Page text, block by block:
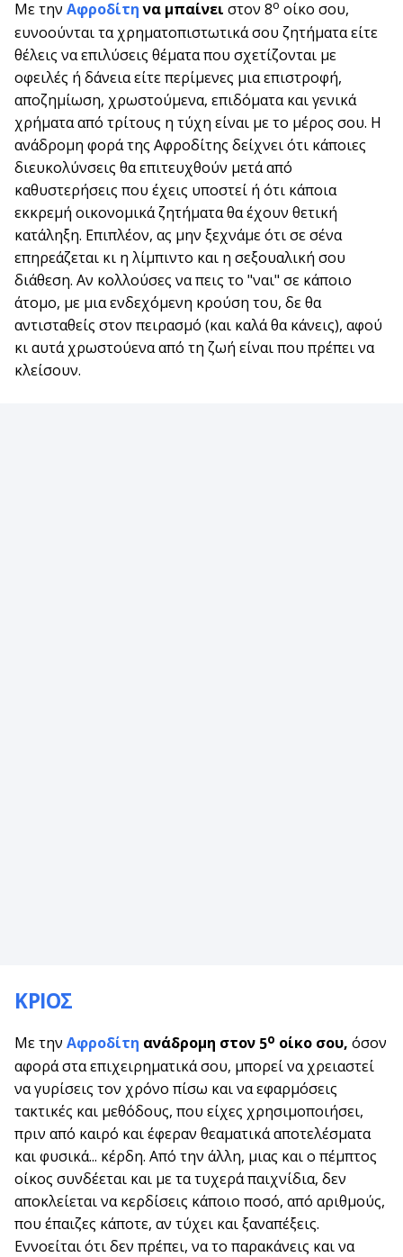
Με την Αφροδίτηνα μπαίνει στον 8ο οίκο σου,
ευνοούνται τα χρηματοπιστωτικά σου ζητήματα είτε
θέλεις να επιλύσεις θέματα που σχετίζονται με
οφειλές ή δάνεια είτε περίμενες μια επιστροφή,
αποζημίωση, χρωστούμενα, επιδόματα και γενικά
χρήματα από τρίτους η τύχη είναι με το μέρος σου. Η
ανάδρομη φορά της Αφροδίτης δείχνει ότι κάποιες
διευκολύνσεις θα επιτευχθούν μετά από
καθυστερήσεις που έχεις υποστεί ή ότι κάποια
εκκρεμή οικονομικά ζητήματα θα έχουν θετική
κατάληξη. Επιπλέον, ας μην ξεχνάμε ότι σε σένα
επηρεάζεται κι η λίμπιντο και η σεξουαλική σου
διάθεση. Αν κολλούσες να πεις το "ναι" σε κάποιο
άτομο, με μια ενδεχόμενη κρούση του, δε θα
αντισταθείς στον πειρασμό (και καλά θα κάνεις), αφού
κι αυτά χρωστούενα από τη ζωή είναι που πρέπει να
κλείσουν.
ΚΡΙΟΣ
Με την Αφροδίτη ανάδρομη στον 5ο οίκο σου, όσον
αφορά στα επιχειρηματικά σου, μπορεί να χρειαστεί
να γυρίσεις τον χρόνο πίσω και να εφαρμόσεις
τακτικές και μεθόδους, που είχες χρησιμοποιήσει,
πριν από καιρό και έφεραν θεαματικά αποτελέσματα
και φυσικά... κέρδη. Από την άλλη, μιας και ο πέμπτος
οίκος συνδέεται και με τα τυχερά παιχνίδια, δεν
αποκλείεται να κερδίσεις κάποιο ποσό, από αριθμούς,
που έπαιζες κάποτε, αν τύχει και ξαναπέξεις.
Εννοείται ότι δεν πρέπει, να το παρακάνεις και να